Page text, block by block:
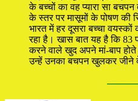
के बच्चों का वह प्यारा सा
के स्तर पर मासूमों के पोषण की
भारत में हर दूसरा बच्चा वयस्कों
रहा है। खास बात यह है कि 83
करने वाले खुद अपने मां-बाप
उन्हें उनका बचपन खुलकर जीने दे,